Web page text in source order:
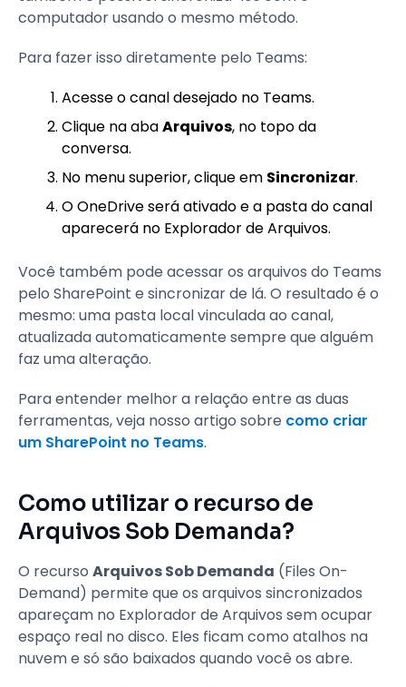
computador usando o mesmo método.
Para fazer isso diretamente pelo Teams:
Acesse o canal desejado no Teams.
Clique na abaArquivos, no topo da
conversa.
No menu superior, clique em Sincronizar.
O OneDrive será ativado e a pasta do canal
aparecerá no Explorador de Arquivos.
Você também pode acessar os arquivos do Teams
pelo SharePoint e sincronizar de lá. O resultado é o
mesmo: uma pasta local vinculada ao canal,
atualizada automaticamente sempre que alguém
faz uma alteração.
Para entender melhor a relação entre as duas
ferramentas, veja nosso artigo sobre como criar
um SharePoint no Teams.
Como utilizar o recurso de
Arquivos Sob Demanda?
O recurso Arquivos Sob Demanda (Files On-
Demand) permite que os arquivos sincronizados
apareçam no Explorador de Arquivos sem ocupar
espaço real no disco. Eles ficam como atalhos na
nuvem e só são baixados quando você os abre.